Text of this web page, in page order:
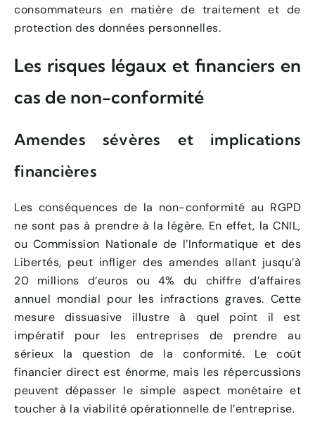
consommateurs en matière de traitement et de
protection des données personnelles.
Les risques légaux et financiers en
cas de non-conformité
Amendes sévères et implications
financières
Les conséquences de la non-conformité au RGPD
ne sont pas à prendre à la légère. En effet, la CNIL,
ou Commission Nationale de l’Informatique et des
Libertés, peut infliger des amendes allant jusqu’à
20 millions d’euros ou 4% du chiffre d’affaires
annuel mondial pour les infractions graves. Cette
mesure dissuasive illustre à quel point il est
impératif pour les entreprises de prendre au
sérieux la question de la conformité. Le coût
financier direct est énorme, mais les répercussions
peuvent dépasser le simple aspect monétaire et
toucher à la viabilité opérationnelle de l’entreprise.